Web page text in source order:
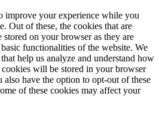
improve your experience while you
Out of these, the cookies that are
stored on your browser as they are
functionalities of the website. We
help us analyze and understand how
will be stored in your browser
have the option to opt-out of these
of these cookies may affect your